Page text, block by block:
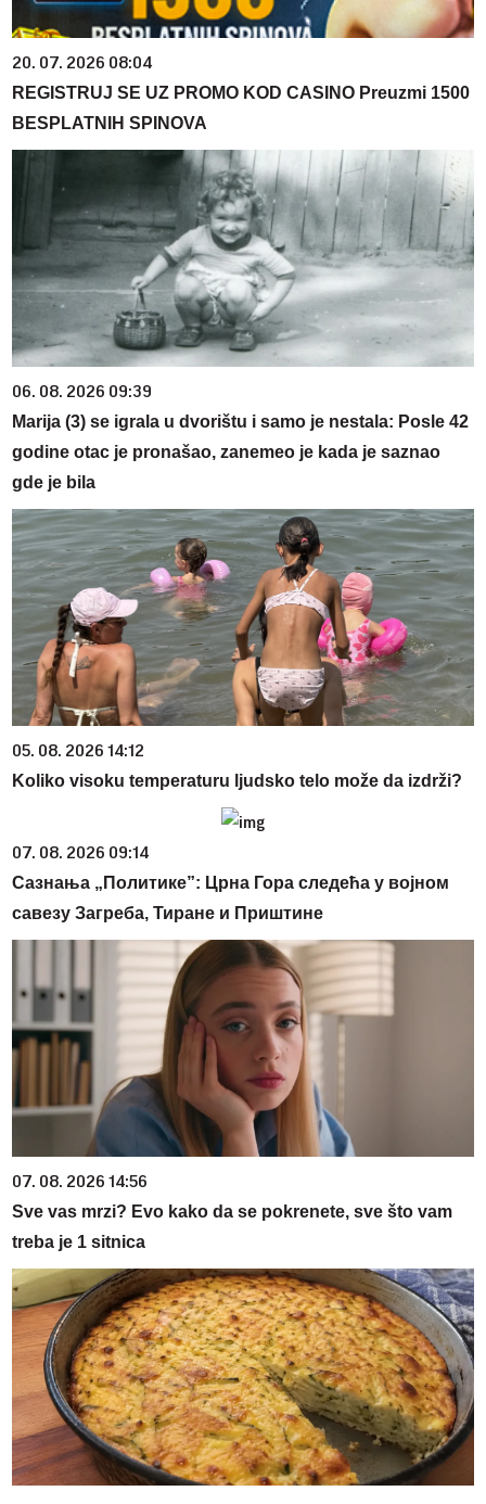
20. 07. 2026 08:04
REGISTRUJ SE UZ PROMO KOD CASINO Preuzmi 1500
BESPLATNIH SPINOVA
06. 08. 2026 09:39
Marija (3) se igrala u dvorištu i samo je nestala: Posle 42
godine otac je pronašao, zanemeo je kada je saznao
gde je bila
05. 08. 2026 14:12
Koliko visoku temperaturu ljudsko telo može da izdrži?
07. 08. 2026 09:14
Сазнања „Политике”: Црна Гора следећа у војном
савезу Загреба, Тиране и Приштине
07. 08. 2026 14:56
Sve vas mrzi? Evo kako da se pokrenete, sve što vam
treba je 1 sitnica